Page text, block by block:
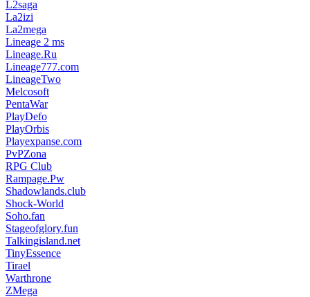
L2saga
La2izi
La2mega
Lineage 2 ms
Lineage.Ru
Lineage777.com
LineageTwo
Melcosoft
PentaWar
PlayDefo
PlayOrbis
Playexpanse.com
PvPZona
RPG Club
Rampage.Pw
Shadowlands.club
Shock-World
Soho.fan
Stageofglory.fun
Talkingisland.net
TinyEssence
Tirael
Warthrone
ZMega